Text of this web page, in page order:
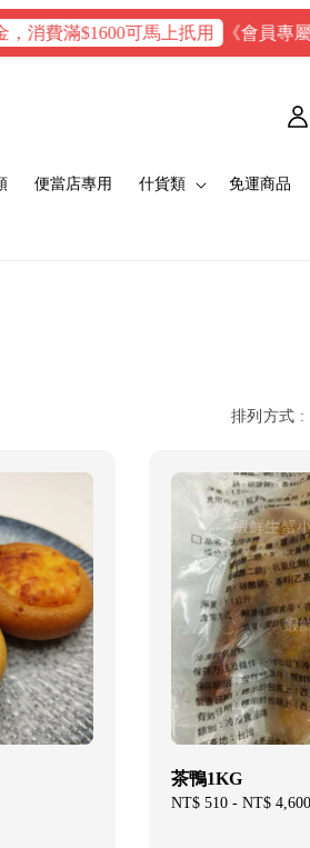
滿$1600可馬上扺用 《會員專屬》
便當店專用 什貨類 免運商品
排列方式 :
茶鴨1KG
Regular
NT$ 510- NT$ 4,600